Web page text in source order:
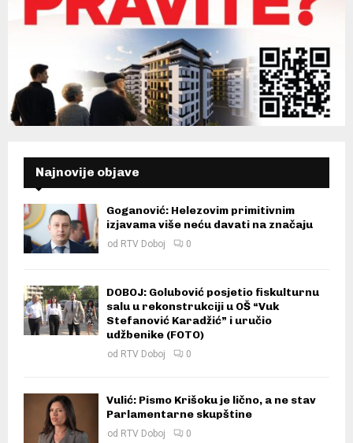
Najnovije objave
Goganović: Helezovim primitivnim
izjavama više neću davati na značaju
od RTV Doboj 0
DOBOJ: Golubović posjetio fiskulturnu
salu u rekonstrukciji u OŠ “Vuk
Stefanović Karadžić” i uručio
udžbenike (FOTO)
od RTV Doboj 0
Vulić: Pismo Krišoku je lično, a ne stav
Parlamentarne skupštine
od RTV Doboj 0